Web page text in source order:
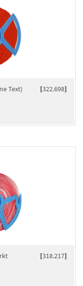
[322.698]
Text)
[318.217]